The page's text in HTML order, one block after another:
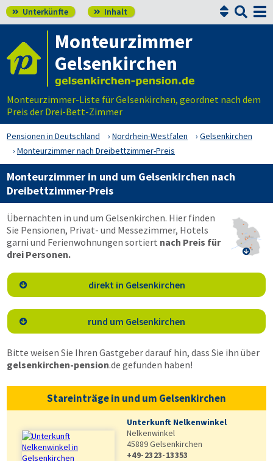
 Unterkünfte  Inhalt 

Monteurzimmer
Gelsenkirchen
Monteurzimmer-Liste für Gelsenkirchen, geordnet nach dem
Preis der Drei-Bett-Zimmer
Pensionen in Deutschland Nordrhein-Westfalen
Gelsenkirchen
Monteurzimmer nach Dreibettzimmer-Preis
Monteurzimmer in und um Gelsenkirchen nach
Dreibettzimmer-Preis

Übernachten in und um Gelsenkirchen. Hier finden
Sie Pensionen, Privat- und Messezimmer, Hotels
garni und Ferienwohnungen sortiert nach Preis für
drei Personen.
 direkt in Gelsenkirchen
 rund um Gelsenkirchen
Bitte weisen Sie Ihren Gastgeber darauf hin, dass Sie ihn über
gelsenkirchen-pension.de gefunden haben!
Stareinträge in und um Gelsenkirchen
Unterkunft Nelkenwinkel
Nelkenwinkel
45889Gelsenkirchen
+49-2323-13353